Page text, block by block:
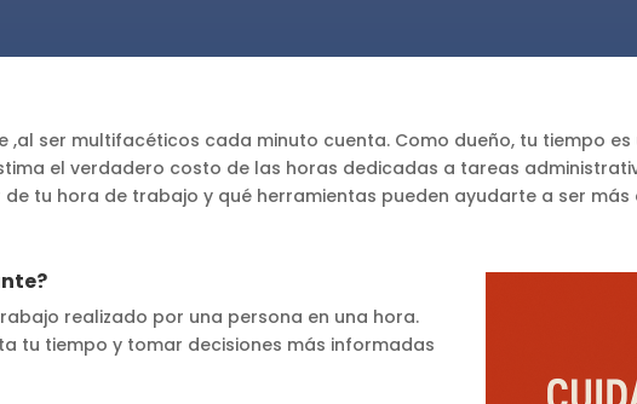
ser multifacéticos cada minuto cuenta. Como dueño, tu tiempo
el verdadero costo de las horas dedicadas a tareas
tu hora de trabajo y qué herramientas pueden ayudarte a ser más
realizado por una persona en una hora.
tu tiempo y tomar decisiones más informadas